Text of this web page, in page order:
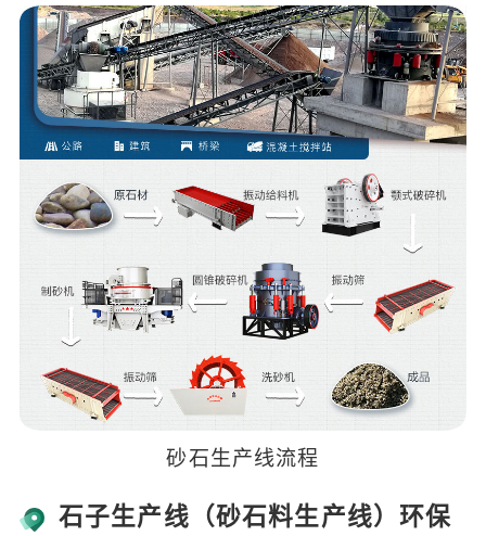
砂石生产线流程
石子生产线（砂石料生产线）环保